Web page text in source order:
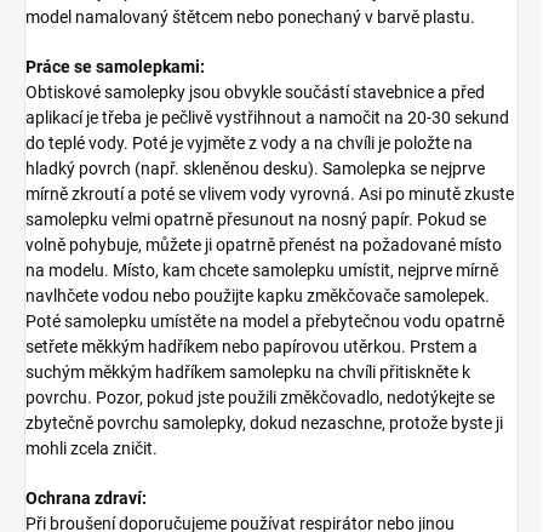
model namalovaný štětcem nebo ponechaný v barvě plastu.
Práce se samolepkami:
Obtiskové samolepky jsou obvykle součástí stavebnice a před
aplikací je třeba je pečlivě vystřihnout a namočit na 20-30 sekund
do teplé vody. Poté je vyjměte z vody a na chvíli je položte na
hladký povrch (např. skleněnou desku). Samolepka se nejprve
mírně zkroutí a poté se vlivem vody vyrovná. Asi po minutě zkuste
samolepku velmi opatrně přesunout na nosný papír. Pokud se
volně pohybuje, můžete ji opatrně přenést na požadované místo
na modelu. Místo, kam chcete samolepku umístit, nejprve mírně
navlhčete vodou nebo použijte kapku změkčovače samolepek.
Poté samolepku umístěte na model a přebytečnou vodu opatrně
setřete měkkým hadříkem nebo papírovou utěrkou. Prstem a
suchým měkkým hadříkem samolepku na chvíli přitiskněte k
povrchu. Pozor, pokud jste použili změkčovadlo, nedotýkejte se
zbytečně povrchu samolepky, dokud nezaschne, protože byste ji
mohli zcela zničit.
Ochrana zdraví:
Při broušení doporučujeme používat respirátor nebo jinou